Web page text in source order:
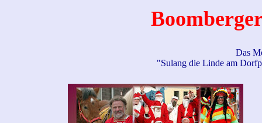
Das
"Sulang die Linde am